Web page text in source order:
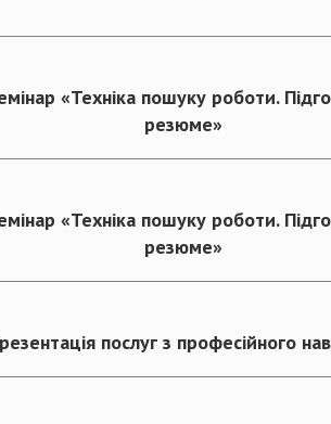
«Техніка пошуку роботи.
резюме»
«Техніка пошуку роботи.
резюме»
послуг з професійного